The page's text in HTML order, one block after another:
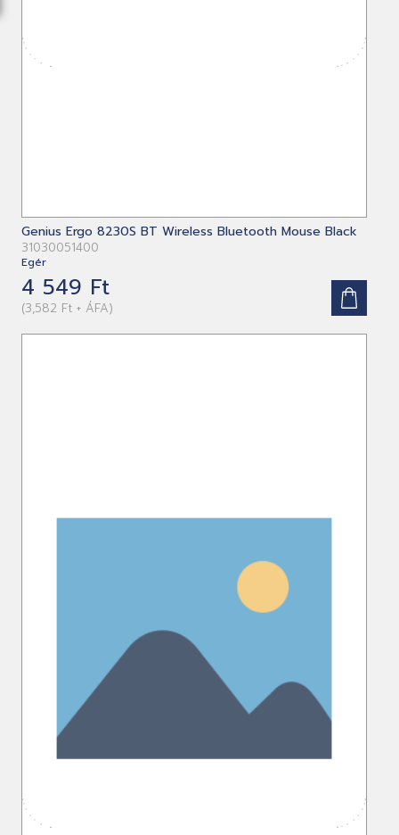
Genius Ergo 8230S BT Wireless Bluetooth Mouse Black
31030051400
Egér
4 549 Ft
(3,582 Ft + ÁFA)